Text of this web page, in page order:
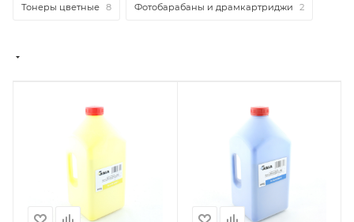
Тонеры цветные 8 Фотобарабаны и драмкартриджи 2